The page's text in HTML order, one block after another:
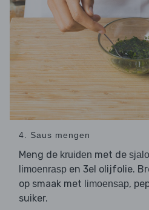
4. Saus mengen
Meng de kruiden met de
limoenrasp en 3el olijfolie.
op smaak met limoensap,
suiker.